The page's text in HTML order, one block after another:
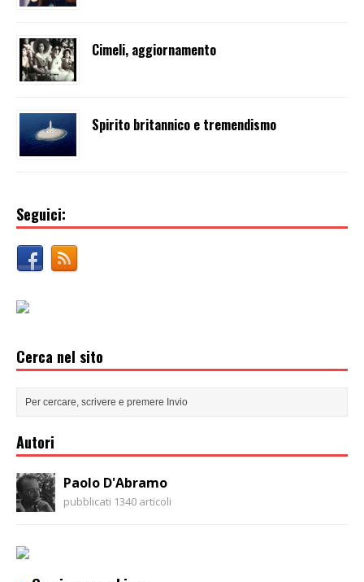
Cimeli, aggiornamento
Spirito britannico e tremendismo
Seguici:
Cerca nel sito
Autori
Paolo D'Abramo
pubblicati 1340 articoli